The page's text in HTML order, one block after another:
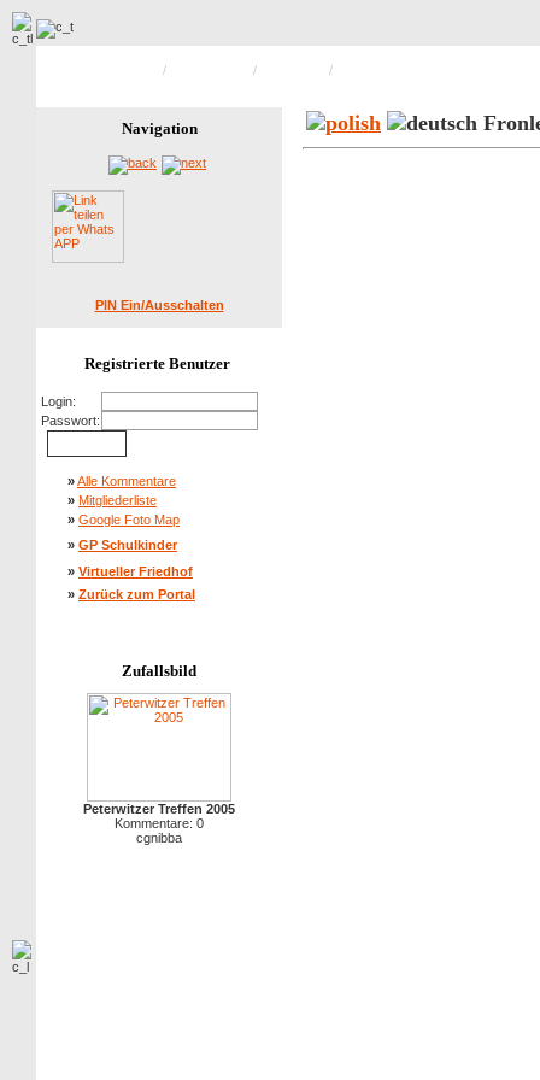
/ / /
Navigation
PIN Ein/Ausschalten
Registrierte Benutzer
Login:
Passwort:
»Alle Kommentare
» Mitgliederliste
» Google Foto Map
» GP Schulkinder
» Virtueller Friedhof
» Zurück zum Portal
Zufallsbild
Peterwitzer Treffen 2005
Kommentare: 0
cgnibba